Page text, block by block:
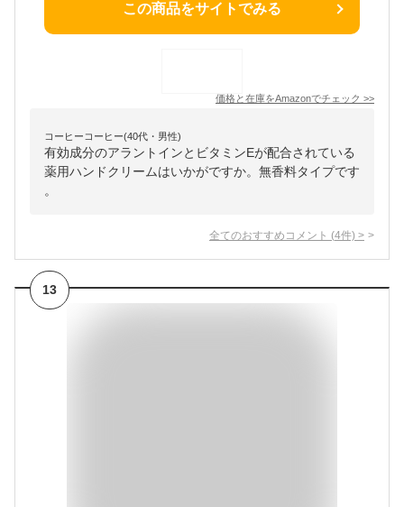
この商品をサイトでみる
価格と在庫をAmazonでチェック >>
コーヒーコーヒー(40代・男性)
有効成分のアラントインとビタミンEが配合されている
薬用ハンドクリームはいかがですか。無香料タイプです
。
全てのおすすめコメント (4件) >
13